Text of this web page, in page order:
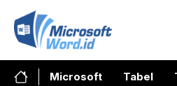
content
Microsoft Tabel